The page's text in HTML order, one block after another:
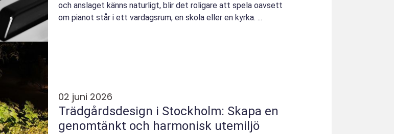
och anslaget känns naturligt, blir det roligare att spela oavsett
om pianot står i ett vardagsrum, en skola eller en kyrka. ...
02 juni 2026
Trädgårdsdesign i Stockholm: Skapa en
genomtänkt och harmonisk utemiljö